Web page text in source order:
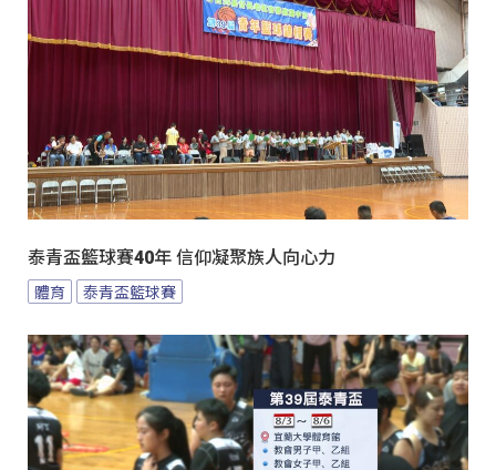
泰青盃籃球賽40年 信仰凝聚族人向心力
體育 泰青盃籃球賽